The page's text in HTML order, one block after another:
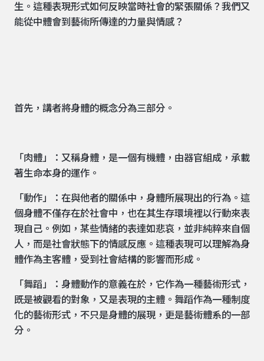
生。這種表現形式如何反映當時社會的緊張關係？我們又
能從中體會到藝術所傳達的力量與情感？
首先，講者將身體的概念分為三部分。
「肉體」：又稱身體，是一個有機體，由器官組成，承載
著生命本身的運作。
「動作」：在與他者的關係中，身體所展現出的行為。這
個身體不僅存在於社會中，也在其生存環境裡以行動來表
現自己。例如，某些情緒的表達如悲哀，並非純粹來自個
人，而是社會狀態下的情感反應。這種表現可以理解為身
體作為主客體，受到社會結構的影響而形成。
「舞蹈」：身體動作的意義在於，它作為一種藝術形式，
既是被觀看的對象，又是表現的主體。舞蹈作為一種制度
化的藝術形式，不只是身體的展現，更是藝術體系的一部
分。